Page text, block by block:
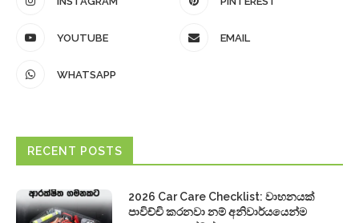
YOUTUBE EMAIL
WHATSAPP
RECENT POSTS
2026 Car Care Checklist: වාහනයක්
පාවිච්චි කරනවා නම් අනිවාර්යයෙන්ම